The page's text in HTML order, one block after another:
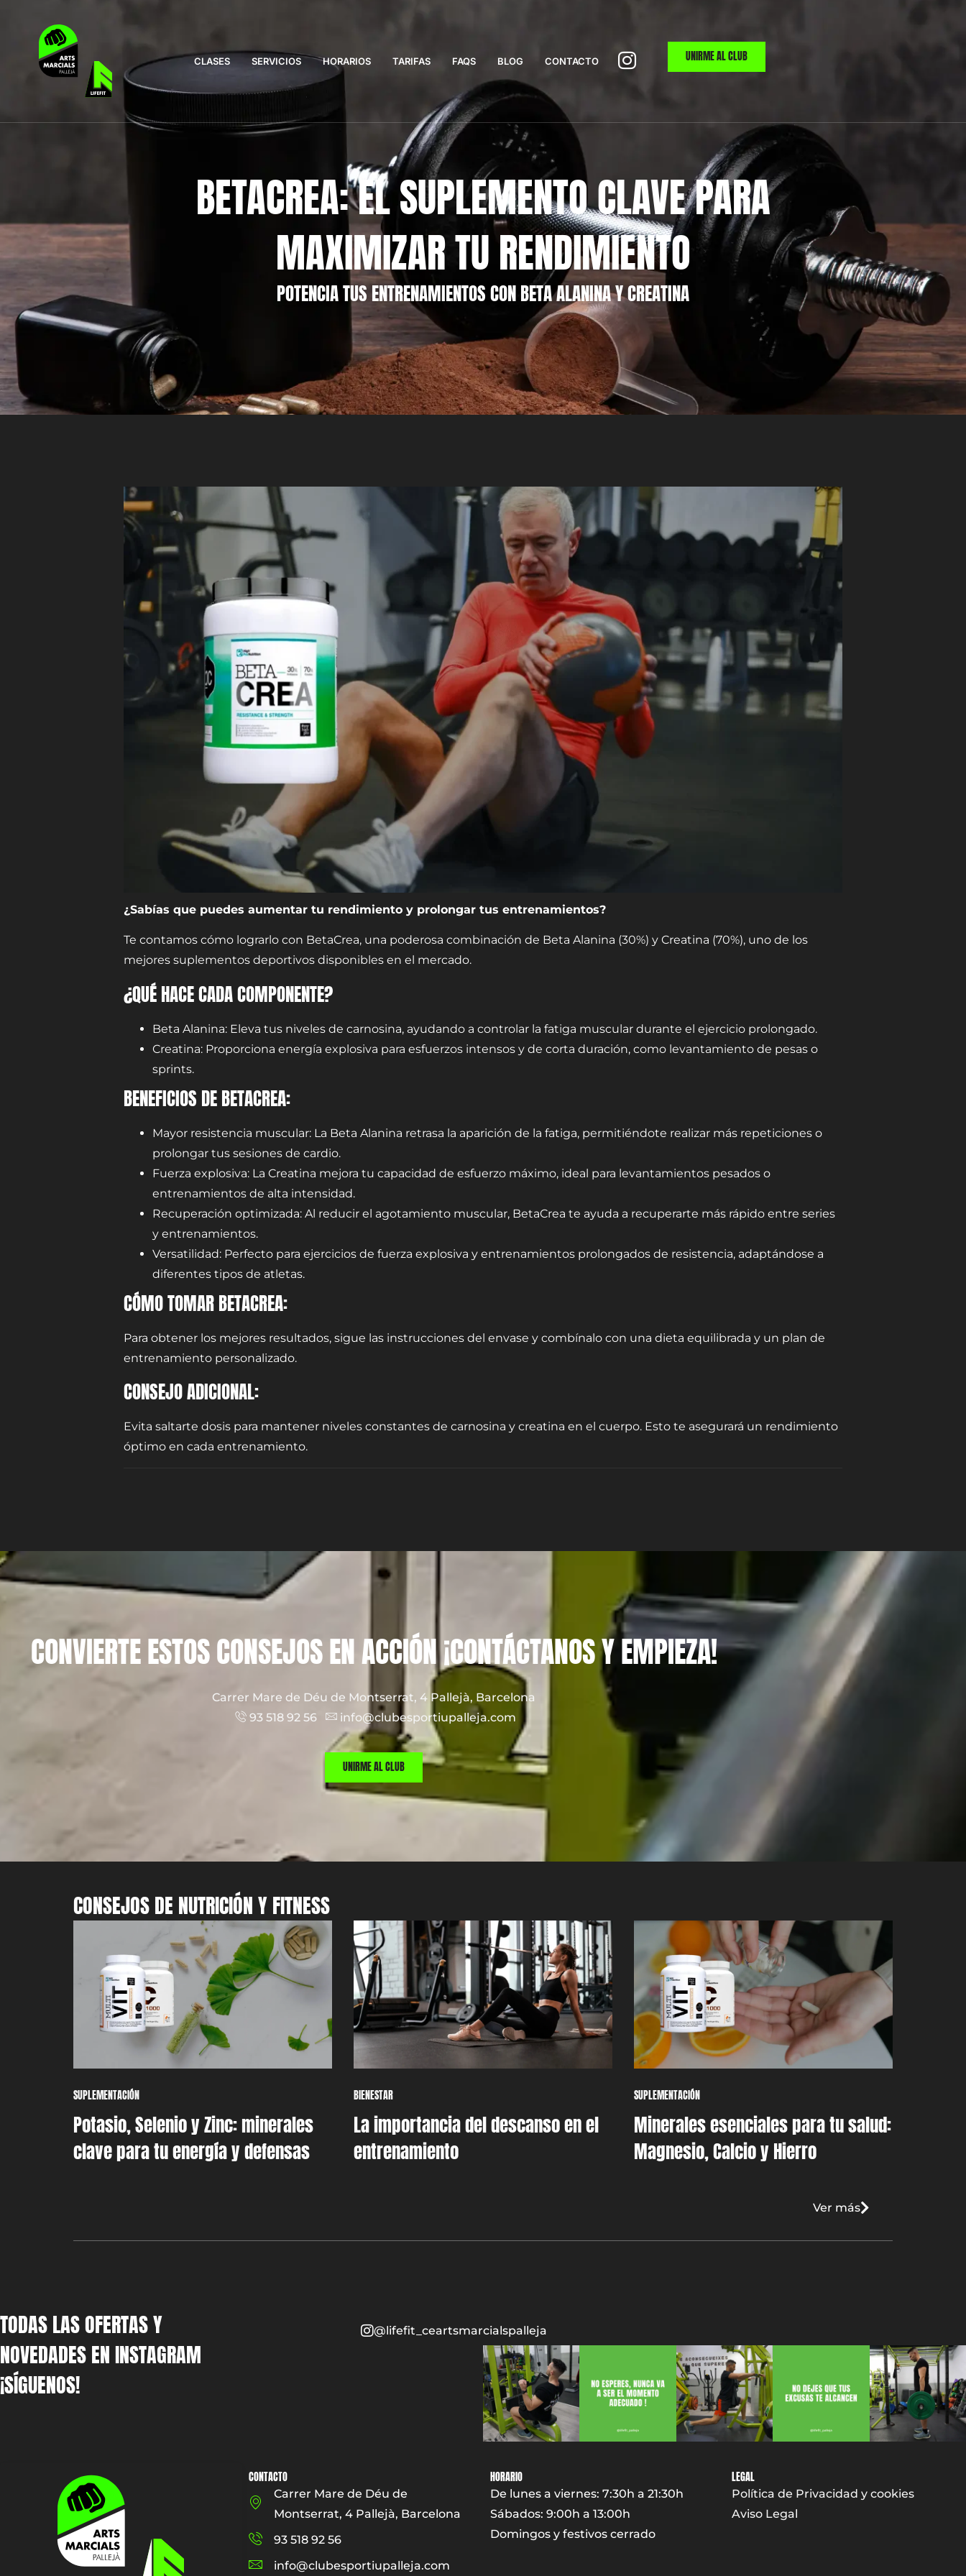
CLASES SERVICIOS HORARIOS TARIFAS FAQS BLOG CONTACTO UNIRME AL CLUB
BETACREA: EL SUPLEMENTO CLAVE PARA
MAXIMIZAR TU RENDIMIENTO
POTENCIA TUS ENTRENAMIENTOS CON BETA ALANINA Y CREATINA
¿Sabías que puedes aumentar tu rendimiento y prolongar tus entrenamientos?
Te contamos cómo lograrlo con BetaCrea, una poderosa combinación de Beta Alanina (30%) y Creatina (70%), uno de los
mejores suplementos deportivos disponibles en el mercado.
¿QUÉ HACE CADA COMPONENTE?
Beta Alanina: Eleva tus niveles de carnosina, ayudando a controlar la fatiga muscular durante el ejercicio prolongado.
Creatina: Proporciona energía explosiva para esfuerzos intensos y de corta duración, como levantamiento de pesas o
sprints.
BENEFICIOS DE BETACREA:
Mayor resistencia muscular: La Beta Alanina retrasa la aparición de la fatiga, permitiéndote realizar más repeticiones o
prolongar tus sesiones de cardio.
Fuerza explosiva: La Creatina mejora tu capacidad de esfuerzo máximo, ideal para levantamientos pesados o
entrenamientos de alta intensidad.
Recuperación optimizada: Al reducir el agotamiento muscular, BetaCrea te ayuda a recuperarte más rápido entre series
y entrenamientos.
Versatilidad: Perfecto para ejercicios de fuerza explosiva y entrenamientos prolongados de resistencia, adaptándose a
diferentes tipos de atletas.
CÓMO TOMAR BETACREA:
Para obtener los mejores resultados, sigue las instrucciones del envase y combínalo con una dieta equilibrada y un plan de
entrenamiento personalizado.
CONSEJO ADICIONAL:
Evita saltarte dosis para mantener niveles constantes de carnosina y creatina en el cuerpo. Esto te asegurará un rendimiento
óptimo en cada entrenamiento.
CONVIERTE ESTOS CONSEJOS EN ACCIÓN ¡CONTÁCTANOS Y EMPIEZA!​
Carrer Mare de Déu de Montserrat, 4 Pallejà, Barcelona
93 518 92 56
info@clubesportiupalleja.com
UNIRME AL CLUB
CONSEJOS DE NUTRICIÓN Y FITNESS
SUPLEMENTACIÓN
Potasio, Selenio y Zinc: minerales
clave para tu energía y defensas
BIENESTAR
La importancia del descanso en el
entrenamiento
SUPLEMENTACIÓN
Minerales esenciales para tu salud:
Magnesio, Calcio y Hierro
Ver más
TODAS LAS OFERTAS Y
NOVEDADES EN INSTAGRAM
¡SÍGUENOS!
@lifefit_ceartsmarcialspalleja
LEGAL
Política de Privacidad y cookies
Aviso Legal
HORARIO
De lunes a viernes: 7:30h a 21:30h
Sábados: 9:00h a 13:00h
Domingos y festivos cerrado
CONTACTO
Carrer Mare de Déu de
Montserrat, 4 Pallejà, Barcelona
93 518 92 56
info@clubesportiupalleja.com